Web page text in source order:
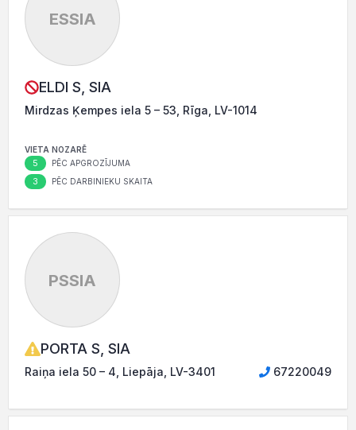
ESSIA
ELDI S, SIA
Mirdzas Ķempes iela 5 – 53, Rīga, LV-1014
VIETA NOZARĒ
5 PĒC APGROZĪJUMA
3 PĒC DARBINIEKU SKAITA
PSSIA
PORTA S, SIA
Raiņa iela 50 – 4, Liepāja, LV-3401 67220049